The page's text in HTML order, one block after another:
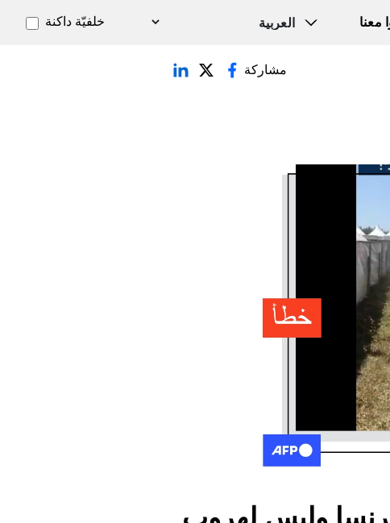
معنا خلفيّة داكنة
مشاركة